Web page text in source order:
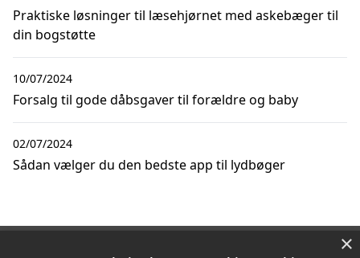
Praktiske løsninger til læsehjørnet med askebæger til
din bogstøtte
Forsalg til gode dåbsgaver til forældre og baby
10/07/2024
Sådan vælger du den bedste app til lydbøger
02/07/2024
×